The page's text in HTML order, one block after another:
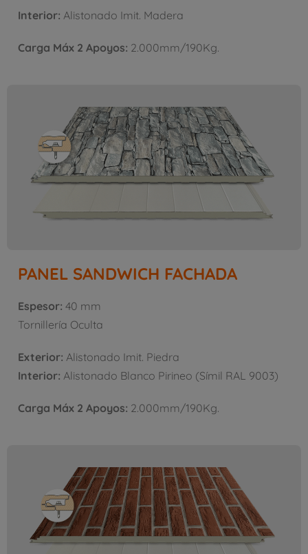
Interior: Alistonado Imit. Madera
Carga Máx 2 Apoyos: 2.000mm/190Kg.
PANEL SANDWICH FACHADA
Espesor: 40 mm
Tornillería Oculta
Exterior: Alistonado Imit. Piedra
Interior: Alistonado Blanco Pirineo (Símil RAL 9003)
Carga Máx 2 Apoyos: 2.000mm/190Kg.